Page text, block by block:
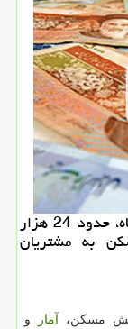
پول من: از شروع امسال تا اختتام بهمن ماه، حدود 24 هزار
به مشتریان
مسكن، آمار
و